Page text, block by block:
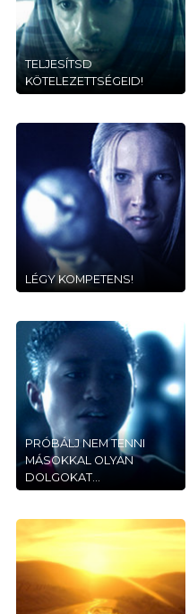
TELJESÍTSD
KÖTELEZETTSÉGEID!
LÉGY KOMPETENS!
PRÓBÁLJ NEM TENNI
MÁSOKKAL OLYAN
DOLGOKAT...